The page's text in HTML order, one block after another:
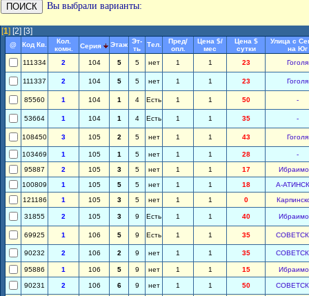
Вы выбрали варианты:
[1] [2] [3]
@ Код Кв.
Кол.
комн.
Серия Этаж Эт-
ть
Тел.
Пред/
опл.
Цена $/
мес
Цена $
сутки
Улица с
на Юг
111334
2 104 5 5 нет 1 1 23 Гоголя
111337 2 104 5 5 нет 1 1 23 Гоголя
85560 1 104 1 4 Есть 1 1 50 -
53664 1 104 1 4 Есть 1 1 35 -
108450 3 105 2 5 нет 1 1 43 Гоголя
103469 1 105 1 5 нет 1 1 28
-
95887
2 105 3 5 нет 1 1 17
100809
1 105 5 5 нет 1 1 18
А-
121186
1 105 3 5 нет 1 1 0
31855 2 105 3 9 Есть 1 1 40
69925 1 106 5 9 Есть 1 1 35
90232 2 106 2 9 нет 1 1 35
95886 1 106 5 9 нет 1 1 15
90231 2 106 6 9 нет 1 1 50